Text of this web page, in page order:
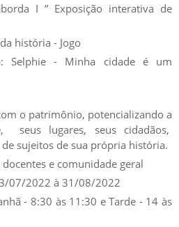
I ” Exposição interativa de
história - Jogo
Selphie - Minha cidade é um
o patrimônio, potencializando a
seus lugares, seus cidadãos,
sujeitos de sua própria história.
e comunidade geral
07/2022 à 31/08/2022
- 8:30 às 11:30 e Tarde - 14 às